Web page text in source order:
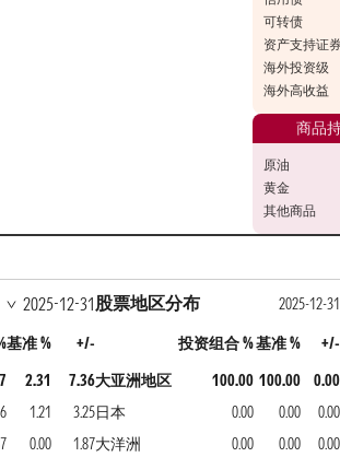
可转债
资产支持证
海外投资级
海外高收益
商品
原油
黄金
其他商品
2025-12-31
基准 %
+/-
2.31
7.36
1.21
3.25
0.00
1.87
股票地区分布
2025-12-31
投资组合 %基准 %
+/-
大亚洲地区
100.00 100.00
0.00
日本
0.00 0.00
0.00
大洋洲
0.00 0.00
0.00